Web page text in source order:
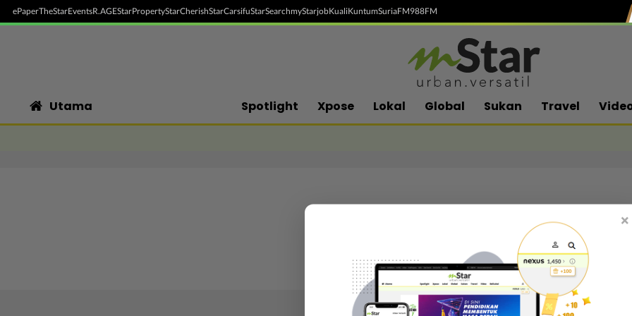
ePaperTheStarEventsR.AGEStarPropertyStarCherishStarCarsifuStarSearchmyStarjobKualiKuntumSuriaFM988FM
Utama Spotlight Xpose Lokal Global Sukan Travel
Follow media sosial kami
×